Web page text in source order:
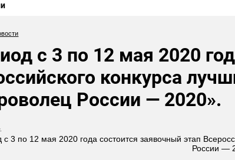
с 3 по 12 мая 2020
конкурса
России — 2020».
3 по 12 мая 2020 года состоится заявочный этап
России —